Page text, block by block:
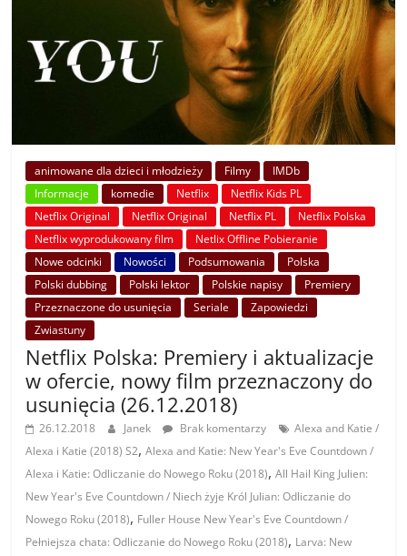
animowane dla dzieci i młodzieży Filmy
IMDb
Informacje
komedie Netflix
Netflix Kids PL
Netflix Original
Netflix Original Netflix PL
Netflix Polska
Netflix wyprodukowany film
Netlix Offline Pobieranie
Nowe odcinki
Nowości Podsumowania
Polska
Polski dubbing
Polski lektor Polskie napisy
Premiery
Przeznaczone do usunięcia
Seriale
Zapowiedzi
Zwiastuny
Netflix Polska: Premiery i aktualizacje
w ofercie, nowy film przeznaczony do
usunięcia (26.12.2018)
26.12.2018 Janek Brak komentarzy
Alexa and Katie /
Alexa i Katie (2018) S2,Alexa and Katie: New Year's Eve Countdown /
Alexa i Katie: Odliczanie do Nowego Roku (2018),All Hail King Julien:
New Year's Eve Countdown / Niech żyje Król Julian: Odliczanie do
Nowego Roku (2018), Fuller House New Year's Eve Countdown /
Pełniejsza chata: Odliczanie do Nowego Roku (2018), Larva: New